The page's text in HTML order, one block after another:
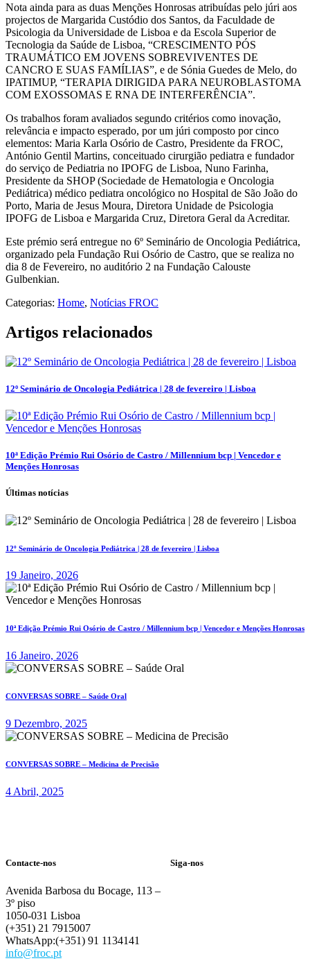
Nota ainda para as duas Menções Honrosas atribuídas pelo júri aos
projectos de Margarida Custódio dos Santos, da Faculdade de
Psicologia da Universidade de Lisboa e da Escola Superior de
Tecnologia da Saúde de Lisboa, “CRESCIMENTO PÓS
TRAUMÁTICO EM JOVENS SOBREVIVENTES DE
CANCRO E SUAS FAMÍLIAS”, e de Sónia Guedes de Melo, do
IPATIMUP, “TERAPIA DIRIGIDA PARA NEUROBLASTOMA
COM EXOSSOMAS E RNA DE INTERFERÊNCIA”.
Os trabalhos foram avaliados segundo critérios como inovação,
relevância e impacto esperado, por um júri composto por cinco
elementos: Maria Karla Osório de Castro, Presidente da FROC,
António Gentil Martins, conceituado cirurgião pediatra e fundador
do serviço de Pediatria no IPOFG de Lisboa, Nuno Farinha,
Presidente da SHOP (Sociedade de Hematologia e Oncologia
Pediátrica) médico pediatra oncológico no Hospital de São João do
Porto, Maria de Jesus Moura, Diretora Unidade de Psicologia
IPOFG de Lisboa e Margarida Cruz, Diretora Geral da Acreditar.
Este prémio será entregue no 6º Seminário de Oncologia Pediátrica,
organizado pela Fundação Rui Osório de Castro, que se realiza no
dia 8 de Fevereiro, no auditório 2 na Fundação Calouste
Gulbenkian.
Categorias: Home, Notícias FROC
Artigos relacionados
12º Seminário de Oncologia Pediátrica | 28 de fevereiro | Lisboa
10ª Edição Prémio Rui Osório de Castro / Millennium bcp | Vencedor e
Menções Honrosas
Últimas notícias
12º Seminário de Oncologia Pediátrica | 28 de fevereiro | Lisboa
19 Janeiro, 2026
10ª Edição Prémio Rui Osório de Castro / Millennium bcp | Vencedor e Menções Honrosas
16 Janeiro, 2026
CONVERSAS SOBRE – Saúde Oral
9 Dezembro, 2025
CONVERSAS SOBRE – Medicina de Precisão
4 Abril, 2025
Contacte-nos
Avenida Barbosa du Bocage, 113 –
3º piso
1050-031 Lisboa
(+351) 21 7915007
WhatsApp:(+351) 91 1134141
info@froc.pt
Siga-nos